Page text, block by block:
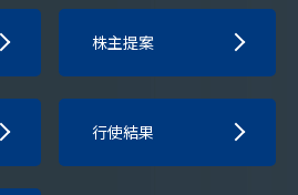
株主提案
行使結果